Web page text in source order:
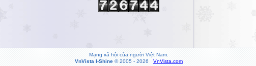
Mạng xã hội của người Việt Nam.
VnVista I-Shine © 2005 - 2026 VnVista.com